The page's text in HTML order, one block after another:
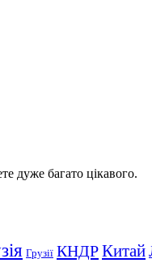
дуже багато цікавого.
Грузії КНДРКитай